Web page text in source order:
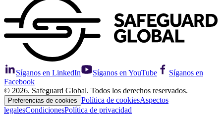
Síganos en LinkedIn Síganos en YouTube
Síganos en
Facebook
© 2026. Safeguard Global. Todos los derechos reservados.
Preferencias de cookies Política de cookiesAspectos
legalesCondicionesPolítica de privacidad